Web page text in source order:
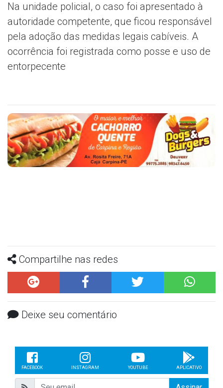
Na unidade policial, o caso foi apresentado à
autoridade competente, que ficou responsável
pela adoção das medidas legais cabíveis. A
ocorrência foi registrada como posse e uso de
entorpecente
Compartilhe nas redes
Deixe seu comentário
FACEBOOK INSTAGRAM YOUTUBE APLICATIVO